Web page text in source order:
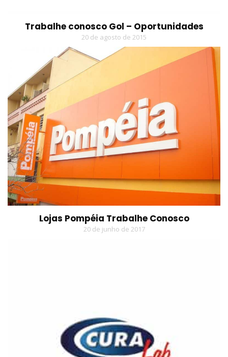
Trabalhe conosco Gol – Oportunidades
20 de agosto de 2015
Lojas Pompéia Trabalhe Conosco
20 de junho de 2017